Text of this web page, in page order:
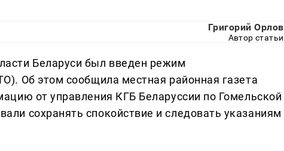
Григорий Орлов
Автор статьи
Беларуси был введен режим
Об этом сообщила местная районная газета
от управления КГБ Беларуссии по Гомельской
сохранять спокойствие и следовать указаниям